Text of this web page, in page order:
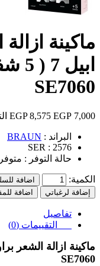
ماكينة
SE7060
7,000 EGP
8,575 EGP
البراند : BRAUN
SER : 2576
حالة التوفر : متوفر
الكمية:
اضافة
إضافة لرغباتي
اضافة
تفاصيل
التقييمات (0)
SE7060